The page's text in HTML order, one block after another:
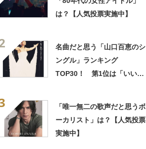
は？【人気投票実施中】
名曲だと思う「山口百恵のシ
ングル」ランキング
TOP30！ 第1位は「いい日
「唯一無二の歌声だと思うボ
ーカリスト」は？【人気投票
実施中】